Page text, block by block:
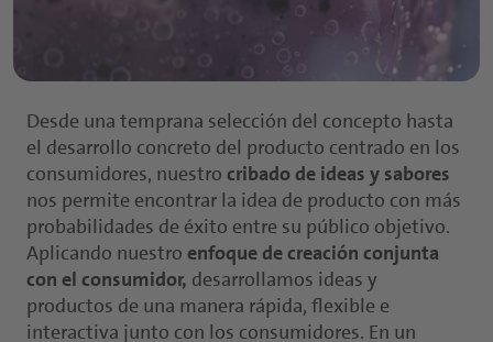
Desde una temprana selección del concepto hasta
el desarrollo concreto del producto centrado en los
consumidores, nuestro cribado de ideas y sabores
nos permite encontrar la idea de producto con más
probabilidades de éxito entre su público objetivo.
Aplicando nuestro enfoque de creación conjunta
con el consumidor, desarrollamos ideas y
productos de una manera rápida, flexible e
interactiva junto con los consumidores. En un